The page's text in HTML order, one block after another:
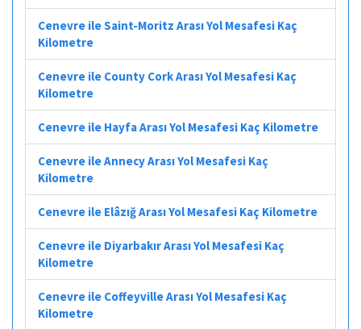
Cenevre ile Saint-Moritz Arası Yol Mesafesi Kaç
Kilometre
Cenevre ile County Cork Arası Yol Mesafesi Kaç
Kilometre
Cenevre ile Hayfa Arası Yol Mesafesi Kaç Kilometre
Cenevre ile Annecy Arası Yol Mesafesi Kaç
Kilometre
Cenevre ile Elâzığ Arası Yol Mesafesi Kaç Kilometre
Cenevre ile Diyarbakır Arası Yol Mesafesi Kaç
Kilometre
Cenevre ile Coffeyville Arası Yol Mesafesi Kaç
Kilometre